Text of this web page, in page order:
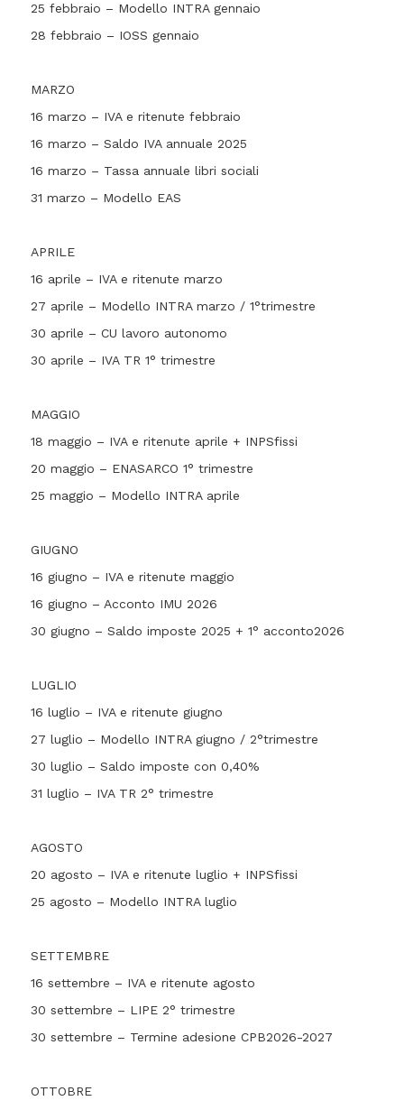
25 febbraio – Modello INTRA gennaio
28 febbraio – IOSS gennaio
MARZO
16 marzo – IVA e ritenute febbraio
16 marzo – Saldo IVA annuale 2025
16 marzo – Tassa annuale libri sociali
31 marzo – Modello EAS
APRILE
16 aprile – IVA e ritenute marzo
27 aprile – Modello INTRA marzo / 1°trimestre
30 aprile – CU lavoro autonomo
30 aprile – IVA TR 1° trimestre
MAGGIO
18 maggio – IVA e ritenute aprile + INPSfissi
20 maggio – ENASARCO 1° trimestre
25 maggio – Modello INTRA aprile
GIUGNO
16 giugno – IVA e ritenute maggio
16 giugno – Acconto IMU 2026
30 giugno – Saldo imposte 2025 + 1° acconto2026
LUGLIO
16 luglio – IVA e ritenute giugno
27 luglio – Modello INTRA giugno / 2°trimestre
30 luglio – Saldo imposte con 0,40%
31 luglio – IVA TR 2° trimestre
AGOSTO
20 agosto – IVA e ritenute luglio + INPSfissi
25 agosto – Modello INTRA luglio
SETTEMBRE
16 settembre – IVA e ritenute agosto
30 settembre – LIPE 2° trimestre
30 settembre – Termine adesione CPB2026-2027
OTTOBRE